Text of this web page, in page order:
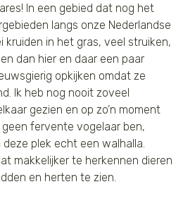
In een gebied dat nog het
langs onze Nederlandse
kruiden in het gras, veel struiken,
dan hier en daar een paar
opkijken omdat ze
Ik heb nog nooit zoveel
gezien en op zo’n moment
fervente vogelaar ben,
plek echt een walhalla.
makkelijker te herkennen dieren
en herten te zien.